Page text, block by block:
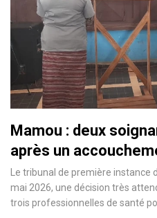
Mamou : deux
après un
Le tribunal de première instance
mai 2026, une décision très
trois professionnelles de santé